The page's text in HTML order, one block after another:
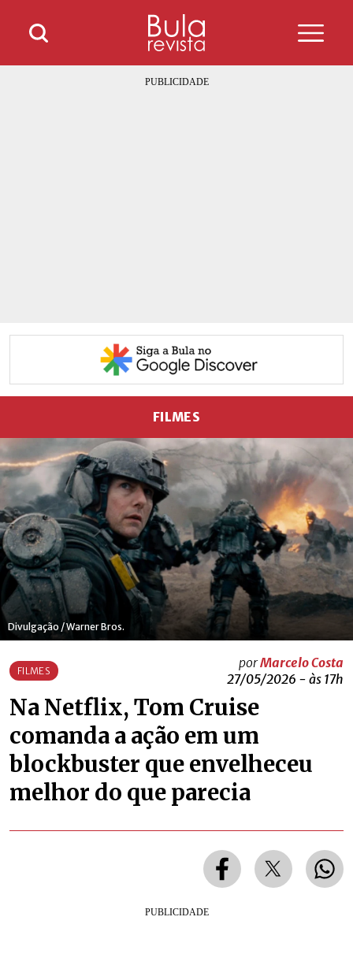
FILMES
Divulgação / Warner Bros.
FILMES
porMarcelo Costa
27/05/2026 - às 17h
Na Netflix, Tom Cruise
comanda a ação em um
blockbuster que envelheceu
melhor do que parecia